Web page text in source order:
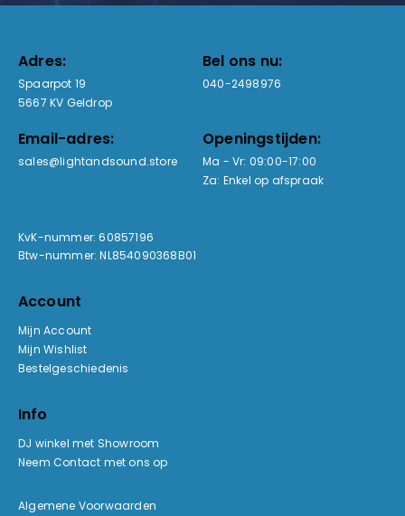
Adres:
Spaarpot 19
5667 KV Geldrop
Bel ons nu:
040-2498976
Email-adres:
sales@lightandsound.store
Openingstijden:
Ma - Vr: 09:00-17:00
Za: Enkel op afspraak
KvK-nummer: 60857196
Btw-nummer: NL854090368B01
Account
Mijn Account
Mijn Wishlist
Bestelgeschiedenis
Info
DJ winkel met Showroom
Neem Contact met ons op
Algemene Voorwaarden